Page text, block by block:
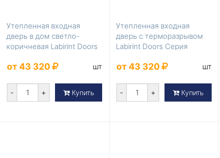
Утепленная входная
дверь в дом светло-
коричневая Labirint Doors
от 43 320 шт
- + Купить
Утепленная входная
дверь с терморазрывом
Labirint Doors Серия
от 43 320 шт
- + Купить